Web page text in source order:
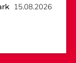
15.08.2026